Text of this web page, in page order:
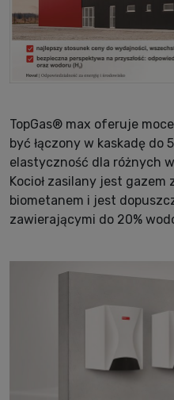
TopGas® max oferuje
być łączony w kaskadę do
elastyczność dla różnych
Kocioł zasilany jest gazem
biometanem i jest
zawierającymi do 20%